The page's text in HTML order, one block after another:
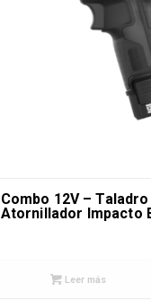
Combo 12V –
Atornillador Impacto
Leer más